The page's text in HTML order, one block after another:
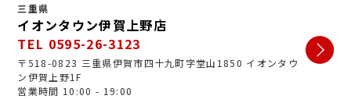
三重県
イオンタウン伊賀上野店
TEL 0595-26-3123
〒518-0823 三重県伊賀市四十九町字堂山1850 イオンタウ
ン伊賀上野1F
営業時間 10:00 - 19:00